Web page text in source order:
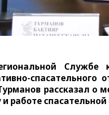
Службе
рассказал о
и работе